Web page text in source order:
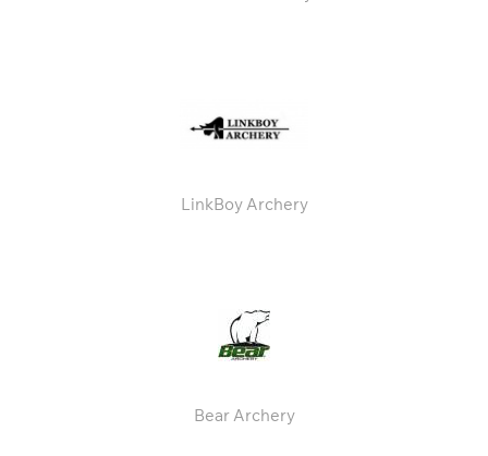
LinkBoy Archery
Bear Archery